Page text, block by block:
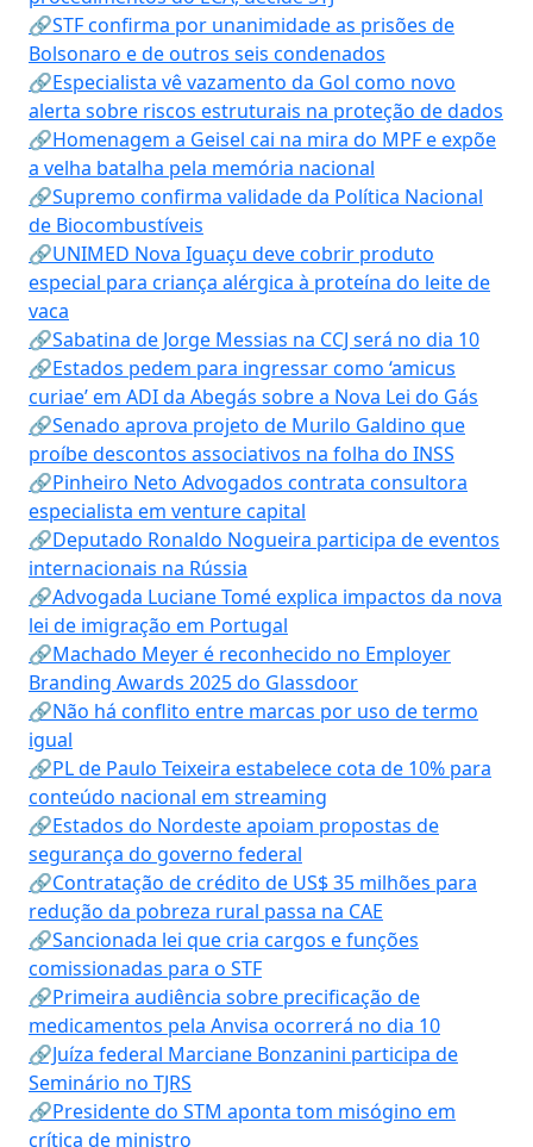
🔗STF confirma por unanimidade as prisões de
Bolsonaro e de outros seis condenados
🔗Especialista vê vazamento da Gol como novo
alerta sobre riscos estruturais na proteção de dados
🔗Homenagem a Geisel cai na mira do MPF e expõe
a velha batalha pela memória nacional
🔗Supremo confirma validade da Política Nacional
de Biocombustíveis
🔗UNIMED Nova Iguaçu deve cobrir produto
especial para criança alérgica à proteína do leite de
vaca
🔗Sabatina de Jorge Messias na CCJ será no dia 10
🔗Estados pedem para ingressar como ‘amicus
curiae’ em ADI da Abegás sobre a Nova Lei do Gás
🔗Senado aprova projeto de Murilo Galdino que
proíbe descontos associativos na folha do INSS
🔗Pinheiro Neto Advogados contrata consultora
especialista em venture capital
🔗Deputado Ronaldo Nogueira participa de eventos
internacionais na Rússia
🔗Advogada Luciane Tomé explica impactos da nova
lei de imigração em Portugal
🔗Machado Meyer é reconhecido no Employer
Branding Awards 2025 do Glassdoor
🔗Não há conflito entre marcas por uso de termo
igual
🔗PL de Paulo Teixeira estabelece cota de 10% para
conteúdo nacional em streaming
🔗Estados do Nordeste apoiam propostas de
segurança do governo federal
🔗Contratação de crédito de US$ 35 milhões para
redução da pobreza rural passa na CAE
🔗Sancionada lei que cria cargos e funções
comissionadas para o STF
🔗Primeira audiência sobre precificação de
medicamentos pela Anvisa ocorrerá no dia 10
🔗Juíza federal Marciane Bonzanini participa de
Seminário no TJRS
🔗Presidente do STM aponta tom misógino em
crítica de ministro